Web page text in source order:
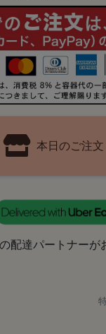
本日のご注文
配達パートナーが